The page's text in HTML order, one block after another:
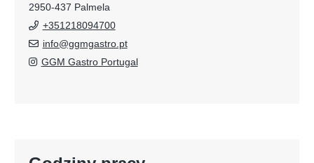
2950-437 Palmela
+351218094700
info@ggmgastro.pt
GGM Gastro Portugal